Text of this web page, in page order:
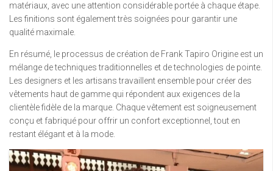
matériaux, avec une attention considérable portée à chaque étape.
Les finitions sont également très soignées pour garantir une
qualité maximale.
En résumé, le processus de création de Frank Tapiro Origine est un
mélange de techniques traditionnelles et de technologies de pointe.
Les designers et les artisans travaillent ensemble pour créer des
vêtements haut de gamme qui répondent aux exigences de la
clientèle fidèle de la marque. Chaque vêtement est soigneusement
conçu et fabriqué pour offrir un confort exceptionnel, tout en
restant élégant et à la mode.